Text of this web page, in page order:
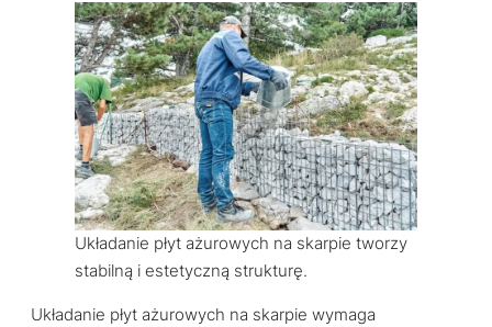
Układanie płyt ażurowych na skarpie tworzy
stabilną i estetyczną strukturę.
Układanie płyt ażurowych na skarpie wymaga